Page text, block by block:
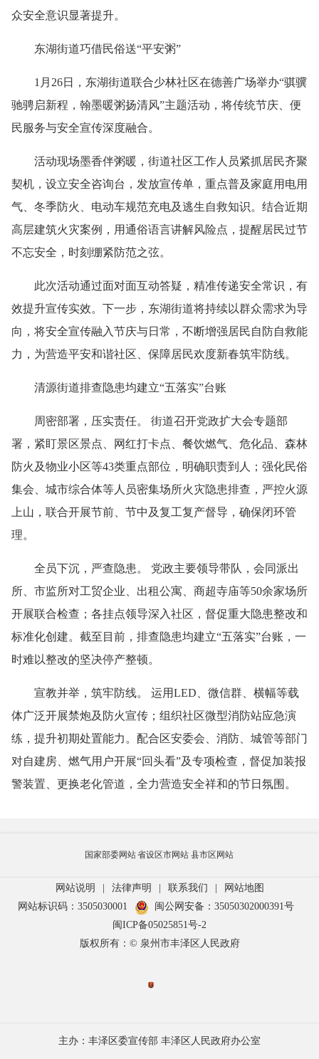
众安全意识显著提升。
东湖街道巧借民俗送“平安粥”
1月26日，东湖街道联合少林社区在德善广场举办“骐骥
驰骋启新程，翰墨暖粥扬清风”主题活动，将传统节庆、便
民服务与安全宣传深度融合。
活动现场墨香伴粥暖，街道社区工作人员紧抓居民齐聚
契机，设立安全咨询台，发放宣传单，重点普及家庭用电用
气、冬季防火、电动车规范充电及逃生自救知识。结合近期
高层建筑火灾案例，用通俗语言讲解风险点，提醒居民过节
不忘安全，时刻绷紧防范之弦。
此次活动通过面对面互动答疑，精准传递安全常识，有
效提升宣传实效。下一步，东湖街道将持续以群众需求为导
向，将安全宣传融入节庆与日常，不断增强居民自防自救能
力，为营造平安和谐社区、保障居民欢度新春筑牢防线。
清源街道排查隐患均建立“五落实”台账
周密部署，压实责任。 街道召开党政扩大会专题部
署，紧盯景区景点、网红打卡点、餐饮燃气、危化品、森林
防火及物业小区等43类重点部位，明确职责到人；强化民俗
集会、城市综合体等人员密集场所火灾隐患排查，严控火源
上山，联合开展节前、节中及复工复产督导，确保闭环管
理。
全员下沉，严查隐患。 党政主要领导带队，会同派出
所、市监所对工贸企业、出租公寓、商超寺庙等50余家场所
开展联合检查；各挂点领导深入社区，督促重大隐患整改和
标准化创建。截至目前，排查隐患均建立“五落实”台账，一
时难以整改的坚决停产整顿。
宣教并举，筑牢防线。 运用LED、微信群、横幅等载
体广泛开展禁炮及防火宣传；组织社区微型消防站应急演
练，提升初期处置能力。配合区安委会、消防、城管等部门
对自建房、燃气用户开展“回头看”及专项检查，督促加装报
警装置、更换老化管道，全力营造安全祥和的节日氛围。
国家部委网站省设区市网站 县市区网站
网站说明 | 法律声明 | 联系我们 |
网站地图
网站标识码：3505030001
闽公网安备：35050302000391号
闽ICP备05025851号-2
版权所有：© 泉州市丰泽区人民政府
主办：丰泽区委宣传部 丰泽区人民政府办公室